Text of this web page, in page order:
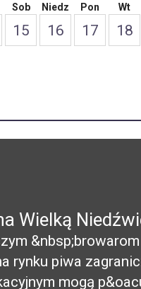
Sob
15
Niedz
16
Pon
17
Wt
18
Wielką
rynku piwa
mogą